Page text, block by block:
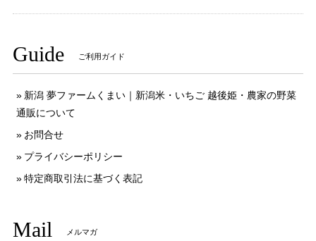
Guide ご利用ガイド
新潟 夢ファームくまい｜新潟米・いちご 越後姫・農家の野菜
通販について
お問合せ
プライバシーポリシー
特定商取引法に基づく表記
Mail メルマガ